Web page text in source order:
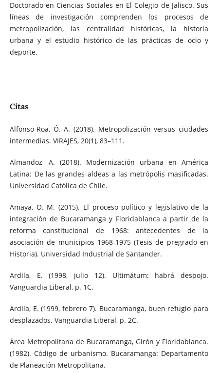
Doctorado en Ciencias Sociales en El Colegio de Jalisco. Sus
líneas de investigación comprenden los procesos de
metropolización, las centralidad históricas, la historia
urbana y el estudio histórico de las prácticas de ocio y
deporte.
Citas
Alfonso-Roa, Ó. A. (2018). Metropolización versus ciudades
intermedias. VIRAJES, 20(1), 83–111.
Almandoz, A. (2018). Modernización urbana en América
Latina: De las grandes aldeas a las metrópolis masificadas.
Universidad Católica de Chile.
Amaya, O. M. (2015). El proceso político y legislativo de la
integración de Bucaramanga y Floridablanca a partir de la
reforma constitucional de 1968: antecedentes de la
asociación de municipios 1968-1975 (Tesis de pregrado en
Historia). Universidad Industrial de Santander.
Ardila, E. (1998, julio 12). Ultimátum: habrá despojo.
Vanguardia Liberal, p. 1C.
Ardila, E. (1999, febrero 7). Bucaramanga, buen refugio para
desplazados. Vanguardia Liberal, p. 2C.
Área Metropolitana de Bucaramanga, Girón y Floridablanca.
(1982). Código de urbanismo. Bucaramanga: Departamento
de Planeación Metropolitana.